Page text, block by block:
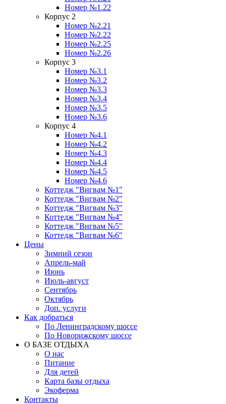
Номер №1.22
Корпус 2
Номер №2.21
Номер №2.22
Номер №2.25
Номер №2.26
Корпус 3
Номер №3.1
Номер №3.2
Номер №3.3
Номер №3.4
Номер №3.5
Номер №3.6
Корпус 4
Номер №4.1
Номер №4.2
Номер №4.3
Номер №4.4
Номер №4.5
Номер №4.6
Коттедж "Вигвам №1"
Коттедж "Вигвам №2"
Коттедж "Вигвам №3"
Коттедж "Вигвам №4"
Коттедж "Вигвам №5"
Коттедж "Вигвам №6"
Цены
Зимний сезон
Апрель-май
Июнь
Июль-август
Сентябрь
Октябрь
Доп. услуги
Как добраться
По Ленинградскому шоссе
По Новорижскому шоссе
О БАЗЕ ОТДЫХА
О нас
Питание
Для детей
Карта базы отдыха
Экоферма
Контакты